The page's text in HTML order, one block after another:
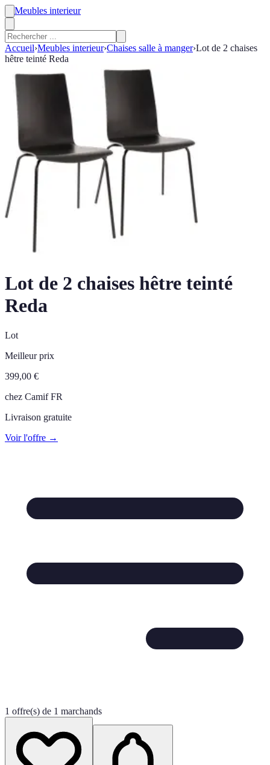
Meubles interieur
Accueil›Meubles interieur›Chaises salle à manger›Lot de 2 chaises
hêtre teinté Reda
Lot de 2 chaises hêtre teinté
Reda
Lot
Meilleur prix
399,00 €
chez Camif FR
Livraison gratuite
Voir l'offre →
1 offre(s) de 1 marchands